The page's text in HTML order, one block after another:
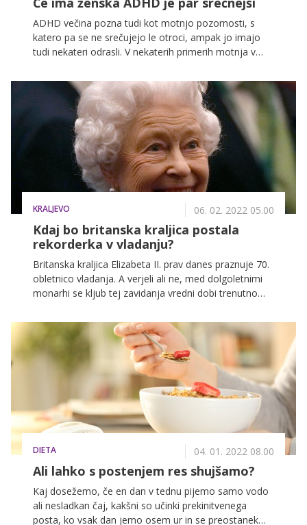
ADHD večina pozna tudi kot motnjo pozornosti, s
katero pa se ne srečujejo le otroci, ampak jo imajo
tudi nekateri odrasli. V nekaterih primerih motnja v
dokazujejo, da pri več kot polovici otrok z motnjo
pozornosti, le-ta vztraja tudi v odrasli dobi.
KRALJEVO 06. 02. 2022 05.00
Kdaj bo britanska kraljica postala
rekorderka v vladanju?
Britanska kraljica Elizabeta II. prav danes praznuje 70.
obletnico vladanja. A verjeli ali ne, med dolgoletnimi
monarhi se kljub tej zavidanja vredni dobi trenutno
postala rekorderka v najdaljšem vladanju?
DIETA 04. 01. 2022 08.00
Ali lahko s postenjem res shujšamo?
Kaj dosežemo, če en dan v tednu pijemo samo vodo
ali nesladkan čaj, kakšni so učinki prekinitvenega
posta, ko vsak dan jemo osem ur in se preostanek